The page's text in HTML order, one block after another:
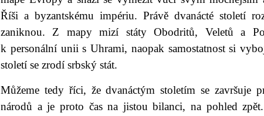
Říši a byzantskému impériu. Právě dvanácté století
zaniknou. Z mapy mizí státy Obodritů, Veletů a
k personální unii s Uhrami, naopak samostatnost si
století se zrodí srbský stát.
Můžeme tedy říci, že dvanáctým stoletím se završuje
národů a je proto čas na jistou bilanci, na pohled